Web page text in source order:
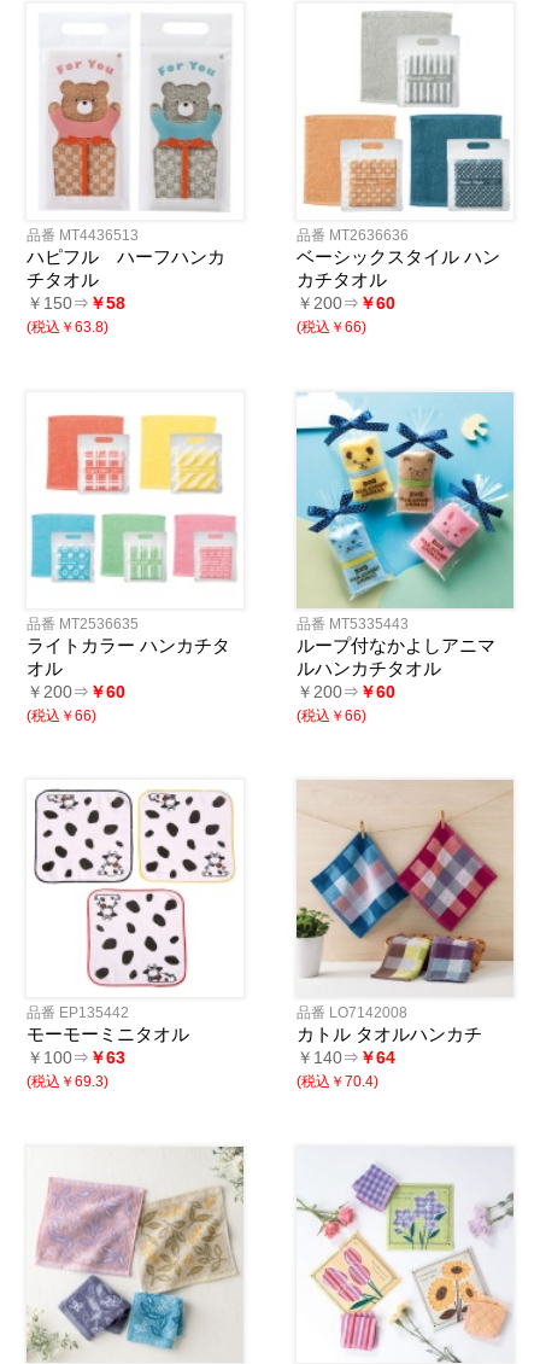
品番 MT4436513
ハピフル ハーフハンカ
チタオル
￥150⇒ ￥58
(税込￥63.8)
品番 MT2636636
ベーシックスタイル ハン
カチタオル
￥200⇒ ￥60
(税込￥66)
品番 MT2536635
ライトカラー ハンカチタ
オル
￥200⇒ ￥60
(税込￥66)
品番 MT5335443
ループ付なかよしアニマ
ルハンカチタオル
￥200⇒ ￥60
(税込￥66)
品番 EP135442
モーモーミニタオル
￥100⇒ ￥63
(税込￥69.3)
品番 LO7142008
カトル タオルハンカチ
￥140⇒ ￥64
(税込￥70.4)